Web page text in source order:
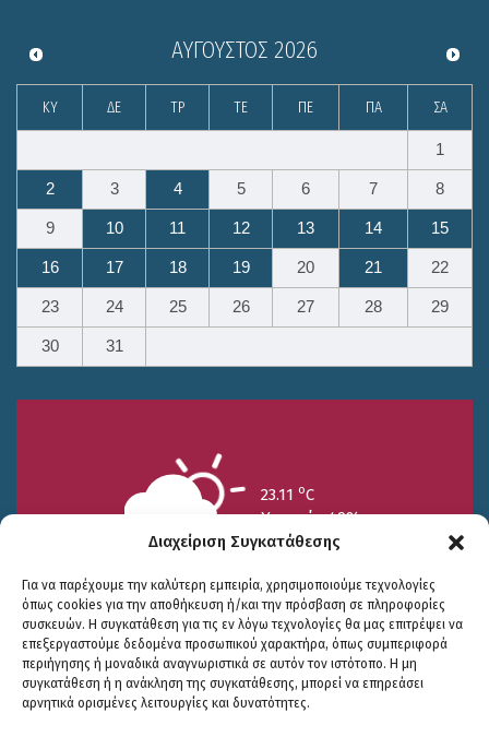
Διαχείριση Συγκατάθεσης
Για να παρέχουμε την καλύτερη εμπειρία, χρησιμοποιούμε τεχνολογίες
όπως cookies για την αποθήκευση ή/και την πρόσβαση σε πληροφορίες
συσκευών. Η συγκατάθεση για τις εν λόγω τεχνολογίες θα μας επιτρέψει να
επεξεργαστούμε δεδομένα προσωπικού χαρακτήρα, όπως συμπεριφορά
περιήγησης ή μοναδικά αναγνωριστικά σε αυτόν τον ιστότοπο. Η μη
συγκατάθεση ή η ανάκληση της συγκατάθεσης, μπορεί να επηρεάσει
αρνητικά ορισμένες λειτουργίες και δυνατότητες.
ΑΎΓΟΥΣΤΟΣ 2026
ΚΥ ΔΕ ΤΡ ΤΕ ΠΕ ΠΑ ΣΑ
1
2 3 4 5 6 7 8
9 10 11 12 13 14 15
16 17 18 19 20 21 22
23 24 25 26 27 28 29
30 31
23.11 oC
Υγρασία 49%
25/7
15.73 oC
26/7
17.99oC
27/7
20.94oC